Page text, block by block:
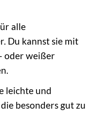
alle
Du kannst sie mit
oder weißer
leichte und
besonders gut zu